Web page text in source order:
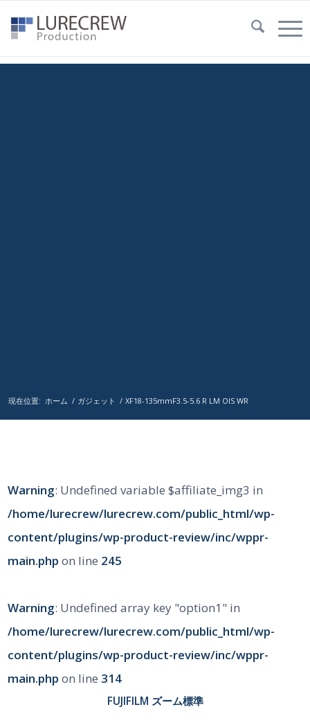
現在位置: ホーム / ガジェット / XF18-135mmF3.5-5.6 R LM OIS WR
Warning: Undefined variable $affiliate_img3 in
/home/lurecrew/lurecrew.com/public_html/wp-
content/plugins/wp-product-review/inc/wppr-
main.php on line 245
Warning: Undefined array key "option1" in
/home/lurecrew/lurecrew.com/public_html/wp-
content/plugins/wp-product-review/inc/wppr-
main.php on line 314
FUJIFILM ズーム標準